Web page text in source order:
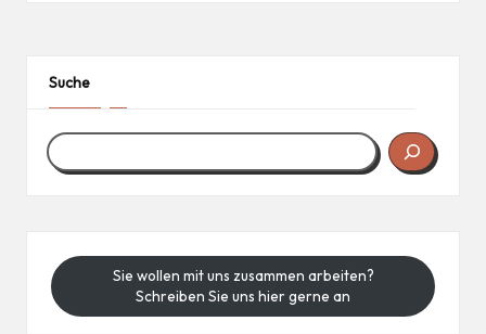
Suche
Sie wollen mit uns zusammen arbeiten?
Schreiben Sie uns hier gerne an